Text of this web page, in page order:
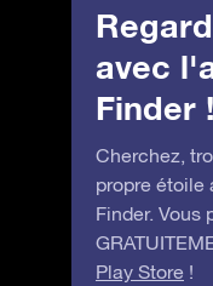
avec
Finder !
Cherchez,
propre étoile
Finder. Vous
Play Store !